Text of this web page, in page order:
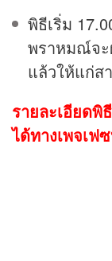
พิธีเริ่ม
พราหมณ์จ
แล้วให้แก่
รายละเอียดพิ
ได้ทางเพจเฟ